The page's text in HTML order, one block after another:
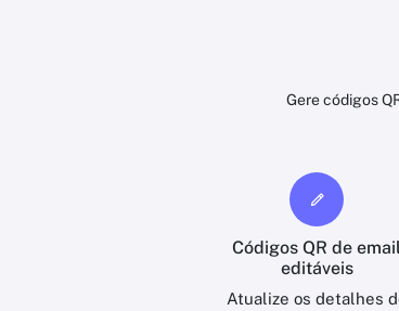
Gere códigos
Códigos QR de
editáveis
Atualize os detalhes